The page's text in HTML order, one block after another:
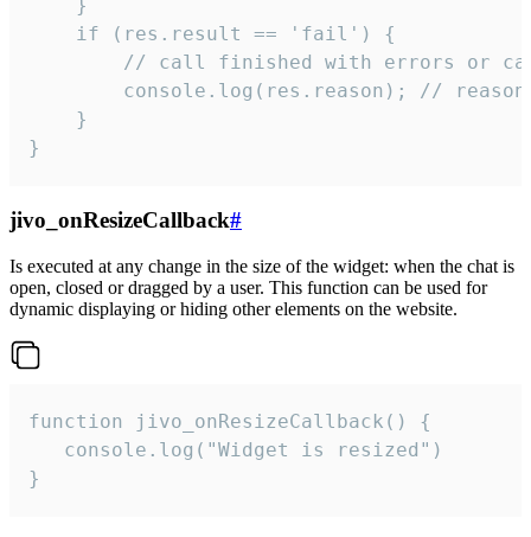
    }
    if (res.result == 'fail') {
// call finished with errors or
console.log(res.reason); //
    }
}
jivo_onResizeCallback#
Is executed at any change in the size of the widget: when the chat is
open, closed or dragged by a user. This function can be used for
dynamic displaying or hiding other elements on the website.
function jivo_onResizeCallback() {
   console.log("Widget is resized")
}